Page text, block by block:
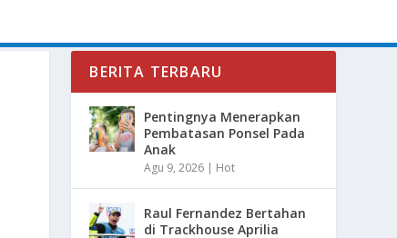
BERITA TERBARU
Pentingnya Menerapkan
Pembatasan Ponsel Pada
Anak
Agu 9, 2026 | Hot
Raul Fernandez Bertahan
di Trackhouse Aprilia